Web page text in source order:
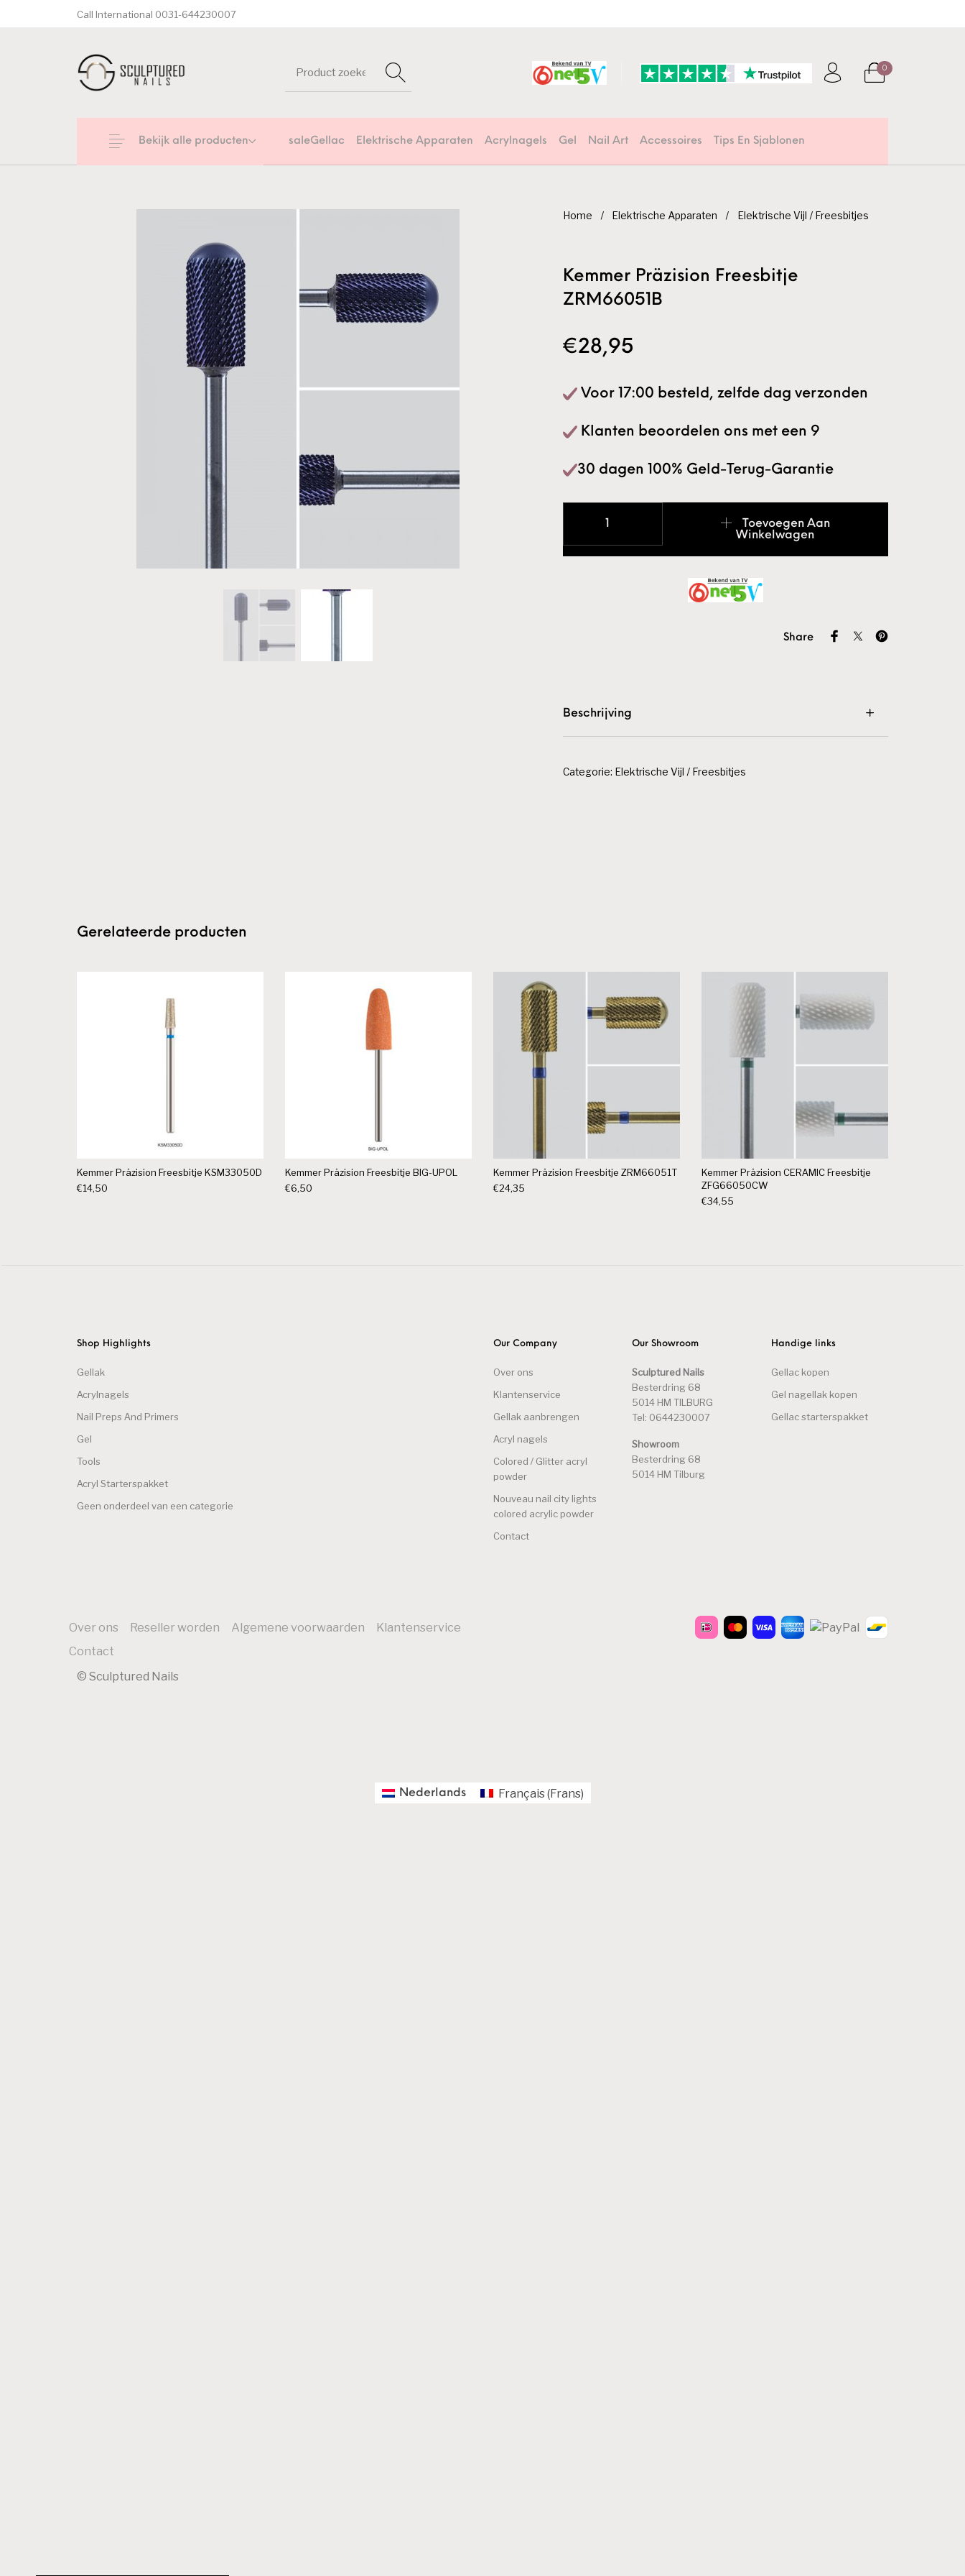
Call International 0031-644230007
0
saleGellac Elektrische Apparaten Acrylnagels Gel Nail Art Accessoires Tips En Sjablonen
Bekijk alle producten
Home / Elektrische Apparaten / Elektrische Vijl / Freesbitjes
Kemmer Präzision Freesbitje
ZRM66051B
€28,95
Voor 17:00 besteld, zelfde dag verzonden
Klanten beoordelen ons met een 9
30 dagen 100% Geld-Terug-Garantie
Toevoegen Aan
Winkelwagen
Share
Beschrijving
Categorie: Elektrische Vijl / Freesbitjes
Gerelateerde producten
Kemmer Präzision Freesbitje KSM33050D
€14,50
Kemmer Präzision Freesbitje BIG-UPOL
€6,50
Kemmer Präzision Freesbitje ZRM66051T
€24,35
Kemmer Präzision CERAMIC Freesbitje
ZFG66050CW
€34,55
Shop Highlights
Gellak
Acrylnagels
Nail Preps And Primers
Gel
Tools
Acryl Starterspakket
Geen onderdeel van een categorie
Our Company
Over ons
Klantenservice
Gellak aanbrengen
Acryl nagels
Colored / Glitter acryl
powder
Nouveau nail city lights
colored acrylic powder
Contact
Our Showroom
Sculptured Nails
Besterdring 68
5014 HM TILBURG
Tel: 0644230007
Showroom
Besterdring 68
5014 HM Tilburg
Handige links
Gellac kopen
Gel nagellak kopen
Gellac starterspakket
Over ons Reseller worden Algemene voorwaarden
Klantenservice
Contact
© Sculptured Nails
Nederlands Français(Frans)